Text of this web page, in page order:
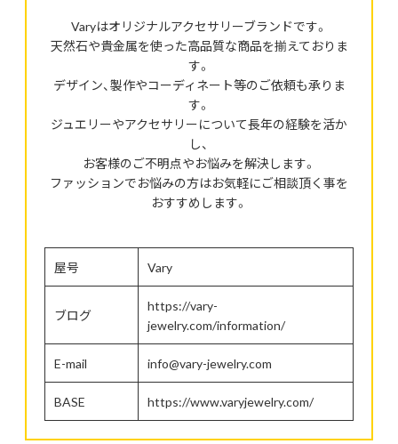
Varyはオリジナルアクセサリーブランドです。
天然石や貴金属を使った高品質な商品を揃えておりま
す。
デザイン、製作やコーディネート等のご依頼も承りま
す。
ジュエリーやアクセサリーについて長年の経験を活か
し、
お客様のご不明点やお悩みを解決します。
ファッションでお悩みの方はお気軽にご相談頂く事を
おすすめします。
屋号 Vary
ブログ
https://vary-
jewelry.com/information/
E-mail info@vary-jewelry.com
BASE https://www.varyjewelry.com/